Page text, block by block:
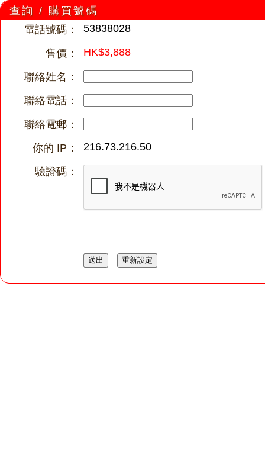
查詢 / 購買號碼
電話號碼：
53838028
售價： HK$3,888
聯絡姓名：
聯絡電話：
聯絡電郵：
你的 IP：
216.73.216.50
驗證碼：